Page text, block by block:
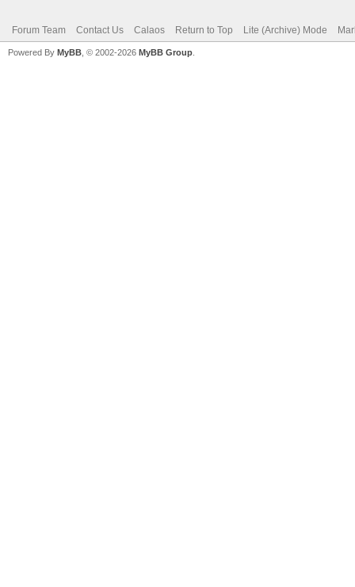
Forum Team Contact Us Calaos Return to Top Lite (Archive) Mode
Powered By MyBB , © 2002-2026 MyBB Group